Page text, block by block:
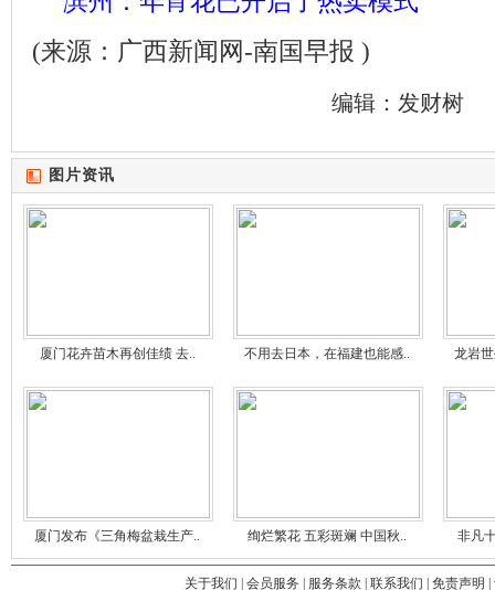
(来源：广西新闻网-南国早报 )
编辑：发财树
图片资讯
厦门花卉苗木再创佳绩 去.. 不用去日本，在福建也能感.. 龙岩
厦门发布《三角梅盆栽生产.. 绚烂繁花 五彩斑斓 中国秋.. 非凡
关于我们 会员服务 服务条款 联系我们 免责声明